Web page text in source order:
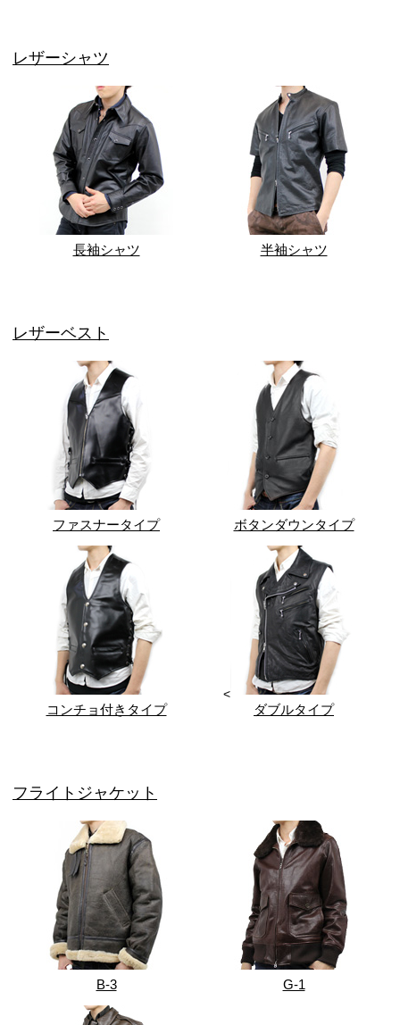
レザーシャツ
長袖シャツ 半袖シャツ
レザーベスト
ファスナータイプ ボタンダウンタイプ
コンチョ付きタイプ
<
ダブルタイプ
フライトジャケット
B-3 G-1